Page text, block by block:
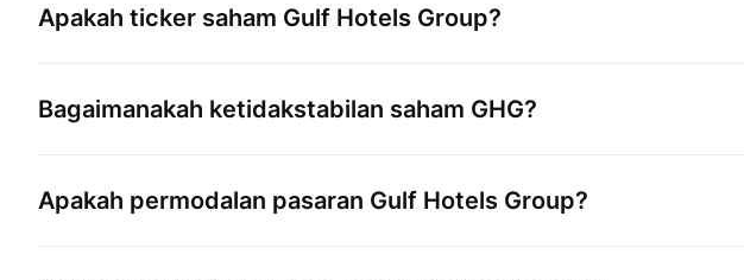
Apakah ticker saham Gulf Hotels Group?
Bagaimanakah ketidakstabilan saham GHG?
Apakah permodalan pasaran Gulf Hotels Group?